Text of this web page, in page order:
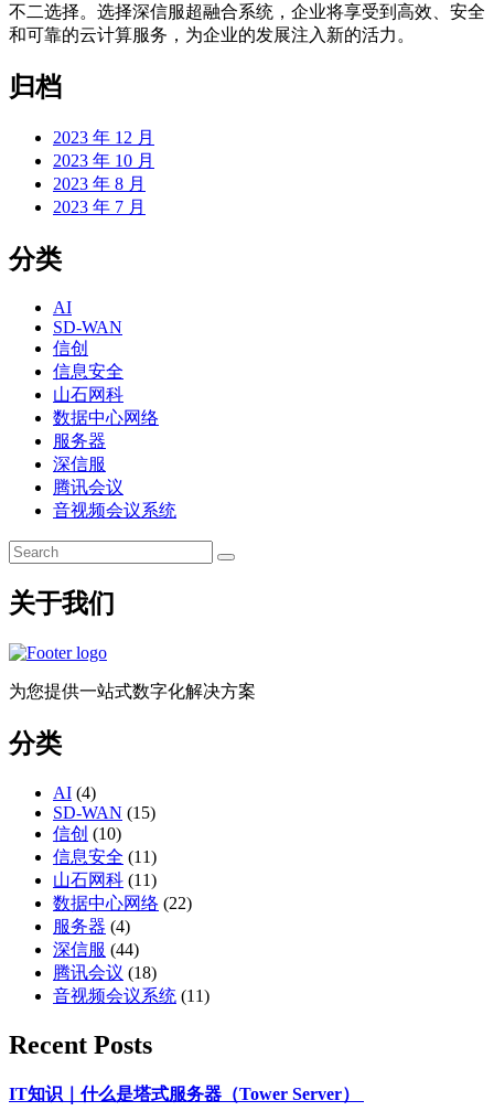
不二选择。选择深信服超融合系统，企业将享受到高效、安全
和可靠的云计算服务，为企业的发展注入新的活力。
归档
2023 年 12 月
2023 年 10 月
2023 年 8 月
2023 年 7 月
分类
AI
SD-WAN
信创
信息安全
山石网科
数据中心网络
服务器
深信服
腾讯会议
音视频会议系统
关于我们
为您提供一站式数字化解决方案
分类
AI (4)
SD-WAN (15)
信创 (10)
信息安全 (11)
山石网科 (11)
数据中心网络 (22)
服务器 (4)
深信服 (44)
腾讯会议 (18)
音视频会议系统 (11)
Recent Posts
IT知识｜什么是塔式服务器（Tower Server）